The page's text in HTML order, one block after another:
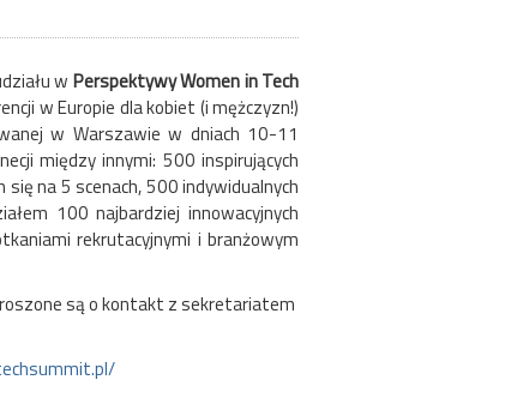
w Perspektywy Women in Tech
w Europie dla kobiet (i mężczyzn!)
w Warszawie w dniach 10-11
między innymi: 500 inspirujących
na 5 scenach, 500 indywidualnych
100 najbardziej innowacyjnych
rekrutacyjnymi i branżowym
są o kontakt z sekretariatem